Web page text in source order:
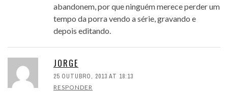
abandonem, por que ninguém merece perder um
tempo da porra vendo a série, gravando e
depois editando.
JORGE
25 OUTUBRO, 2013 AT 18:13
RESPONDER